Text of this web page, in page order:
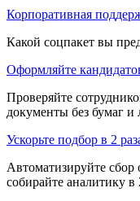
Корпоративная
Какой соцпакет вы
Оформляйте
Проверяйте
документы без бумаг и
Ускорьте подбор в 2
Автоматизируйте сбор
собирайте аналитику в